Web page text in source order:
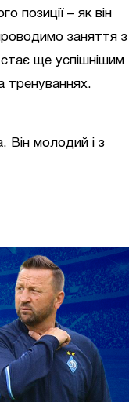
позиції – як він
заняття з
ще успішнішим
тренуваннях.
Він молодий і з